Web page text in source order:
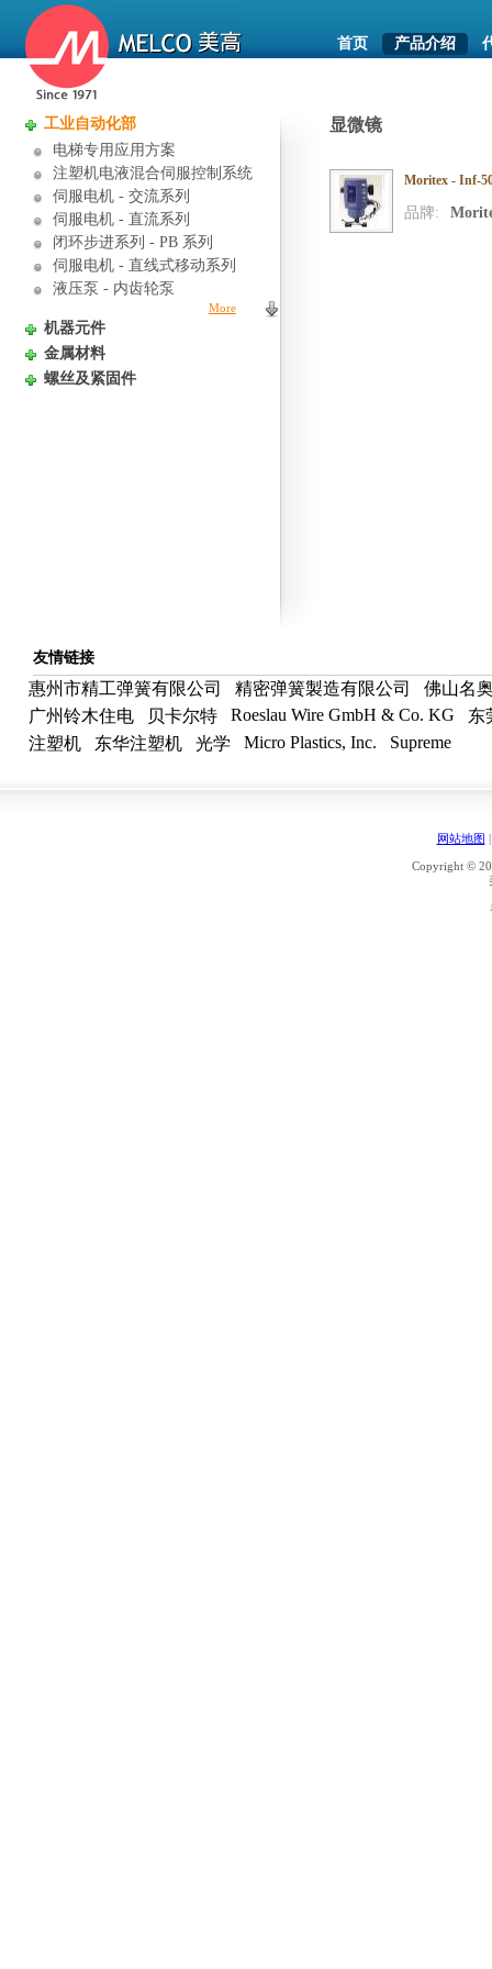
首页 产品介绍
工业自动化部
电梯专用应用方案
注塑机电液混合伺服控制系统
伺服电机 - 交流系列
伺服电机 - 直流系列
闭环步进系列 - PB 系列
伺服电机 - 直线式移动系列
液压泵 - 内齿轮泵
More
机器元件
金属材料
螺丝及紧固件
显微镜
Moritex - Inf-
品牌:
友情链接
惠州市精工弹簧有限公司 精密弹簧製造有限公司
佛山名
广州铃木住电
贝卡尔特 Roeslau Wire GmbH & Co. KG
东
注塑机
东华注塑机 光学 Micro Plastics, Inc. Supreme
网站地图
Copyright ©